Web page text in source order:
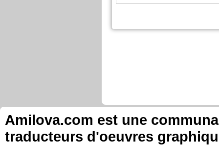
Amilova.com est une
traducteurs d'oeuvres